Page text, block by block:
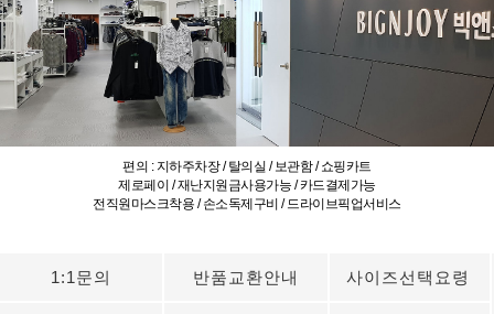
편의 : 지하주차장 / 탈의실 / 보관함 / 쇼핑카트
제로페이 / 재난지원금사용가능 / 카드결제가능
전직원마스크착용 / 손소독제구비 / 드라이브픽업서비스
1:1문의 반품교환안내 사이즈선택요령